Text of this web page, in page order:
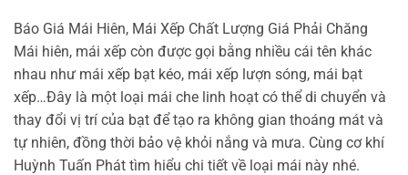
Báo Giá Mái Hiên, Mái Xếp Chất Lượng Giá Phải Chăng
Mái hiên, mái xếp còn được gọi bằng nhiều cái tên khác
nhau như mái xếp bạt kéo, mái xếp lượn sóng, mái bạt
xếp…Đây là một loại mái che linh hoạt có thể di chuyển và
thay đổi vị trí của bạt để tạo ra không gian thoáng mát và
tự nhiên, đồng thời bảo vệ khỏi nắng và mưa. Cùng cơ khí
Huỳnh Tuấn Phát tìm hiểu chi tiết về loại mái này nhé.